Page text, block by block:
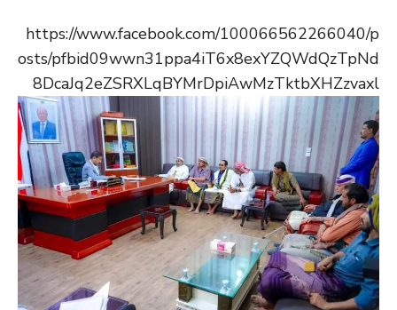
https://www.facebook.com/100066562266040/p
osts/pfbid09wwn31ppa4iT6x8exYZQWdQzTpNd
8DcaJq2eZSRXLqBYMrDpiAwMzTktbXHZzvaxl